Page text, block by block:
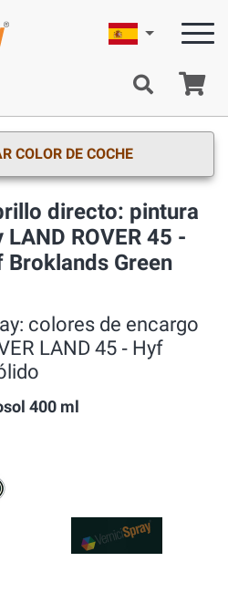
Español
COLOR DE COCHE
directo: pintura
ROVER 45 -
Green
colores de encargo
LAND 45 ‐ Hyf
400 ml